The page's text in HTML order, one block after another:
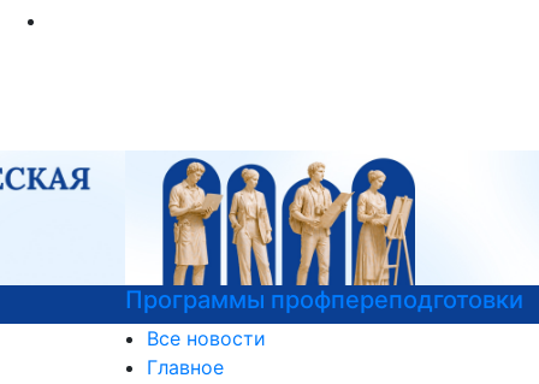
Программы профпереподготовки
Все новости
Главное